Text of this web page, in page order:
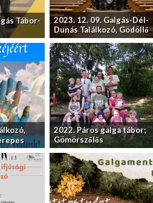
Tábor-
2023. 12. 09. Galgás-Dél-
Dunás Találkozó, Gödöllő
2022. Páros galga tábor;
Gömörszőlős